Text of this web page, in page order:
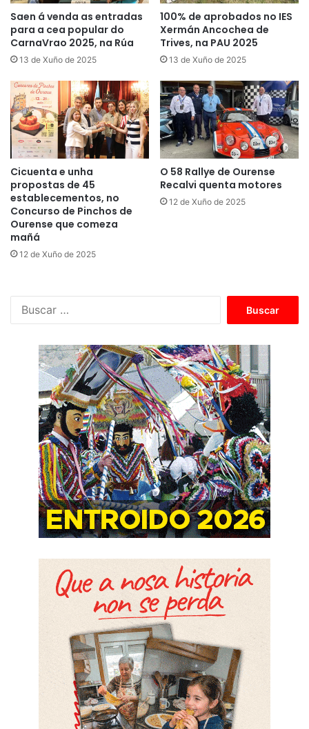
Saen á venda as entradas
para a cea popular do
CarnaVrao 2025, na Rúa
13 de Xuño de 2025
100% de aprobados no IES
Xermán Ancochea de
Trives, na PAU 2025
13 de Xuño de 2025
Cicuenta e unha
propostas de 45
establecementos, no
Concurso de Pinchos de
Ourense que comeza
mañá
12 de Xuño de 2025
O 58 Rallye de Ourense
Recalvi quenta motores
12 de Xuño de 2025
c
a
r
: